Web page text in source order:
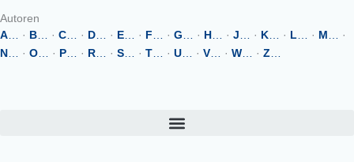
Autoren
A
· B · C · D · E · F · G · H · J · K · L · M
·
N
· O · P · R · S · T · U · V · W · Z